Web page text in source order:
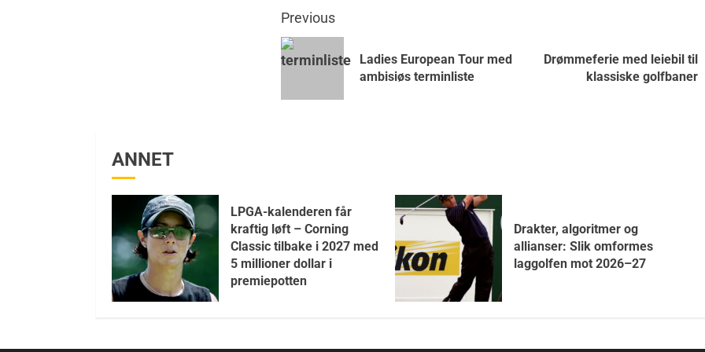
Previous
Ladies European Tour med
ambisiøs terminliste
Drømmeferie med leiebil til
klassiske golfbaner
ANNET
LPGA-kalenderen får
kraftig løft – Corning
Classic tilbake i 2027 med
5 millioner dollar i
premiepotten
Drakter, algoritmer og
allianser: Slik omformes
laggolfen mot 2026–27